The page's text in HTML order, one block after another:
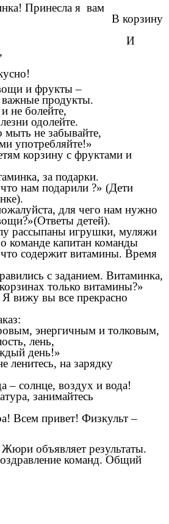
Принесла я вам
корзину
фрукты –
продукты.
забывайте,
корзину с фруктами и
за подарки.
нам подарили ?» (Дети
для чего нам нужно
детей).
рассыпаны игрушки, муляжи
команде капитан команды
что содержит витамины. Время
с заданием. Витаминка,
только витамины?»
вижу вы все прекрасно
энергичным и толковым,
лень,
день!»
ленитесь, на зарядку
– солнце, воздух и вода!
занимайтесь
Всем привет! Физкульт –
объявляет результаты.
команд. Общий